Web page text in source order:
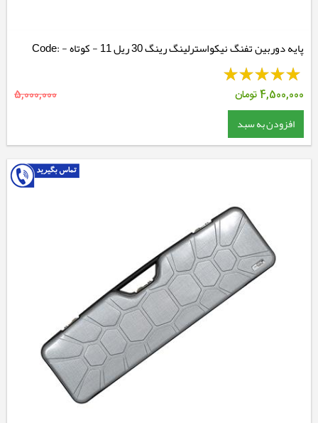
پایه دوربین تفنگ نیکواسترلینگ رینگ 30 ریل 11 - کوتاه - Code:
NSMM3038M
4,500,000تومان 5,000,000
افزودن به سبد